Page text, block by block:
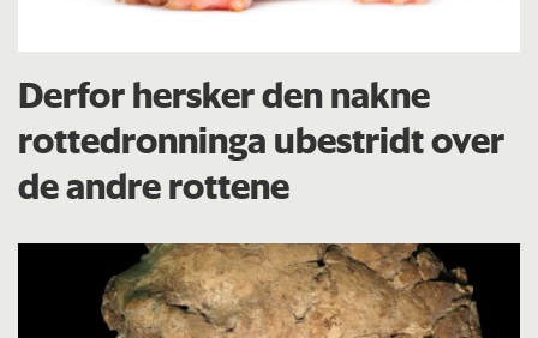
Derfor hersker den nakne
rottedronninga ubestridt over
de andre rottene